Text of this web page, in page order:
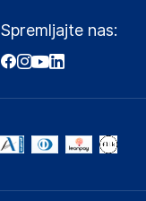
Spremljajte nas: